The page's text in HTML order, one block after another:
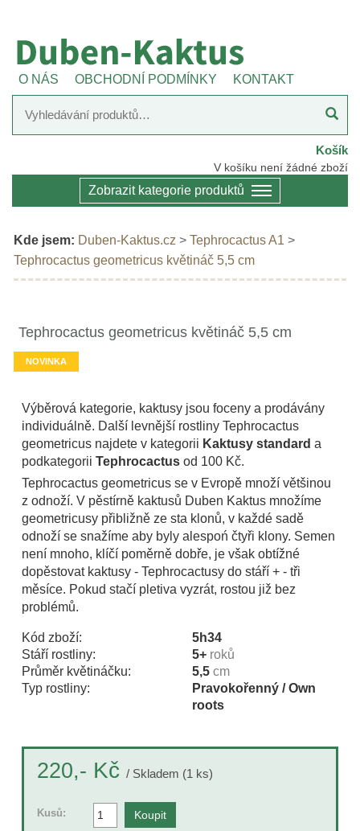
O NÁS OBCHODNÍ PODMÍNKY KONTAKT
Košík
V košíku není žádné zboží
Zobrazit kategorie produktů
Kde jsem: Duben-Kaktus.cz > Tephrocactus A1 >
Tephrocactus geometricus květináč 5,5 cm
Tephrocactus geometricus květináč 5,5 cm
NOVINKA
Výběrová kategorie, kaktusy jsou foceny a prodávány
individuálně. Další levnější rostliny Tephrocactus
geometricus najdete v kategorii Kaktusy standard a
podkategorii Tephrocactus od 100 Kč.
Tephrocactus geometricus se v Evropě množí většinou
z odnoží. V pěstírně kaktusů Duben Kaktus množíme
geometricusy přibližně ze sta klonů, v každé sadě
odnoží se snažíme aby byly alespoń čtyři klony. Semen
není mnoho, klíčí poměrně dobře, je však obtížné
dopěstovat kaktusy - Tephrocactusy do stáří + - tři
měsíce. Pokud stačí pletiva vyzrát, rostou již bez
problémů.
Kód zboží:
5h34
Stáří rostliny:
5+ roků
Průměr květináčku:
5,5 cm
Typ rostliny:
Pravokořenný / Own
roots
220,- Kč / Skladem (1 ks)
Kusů: